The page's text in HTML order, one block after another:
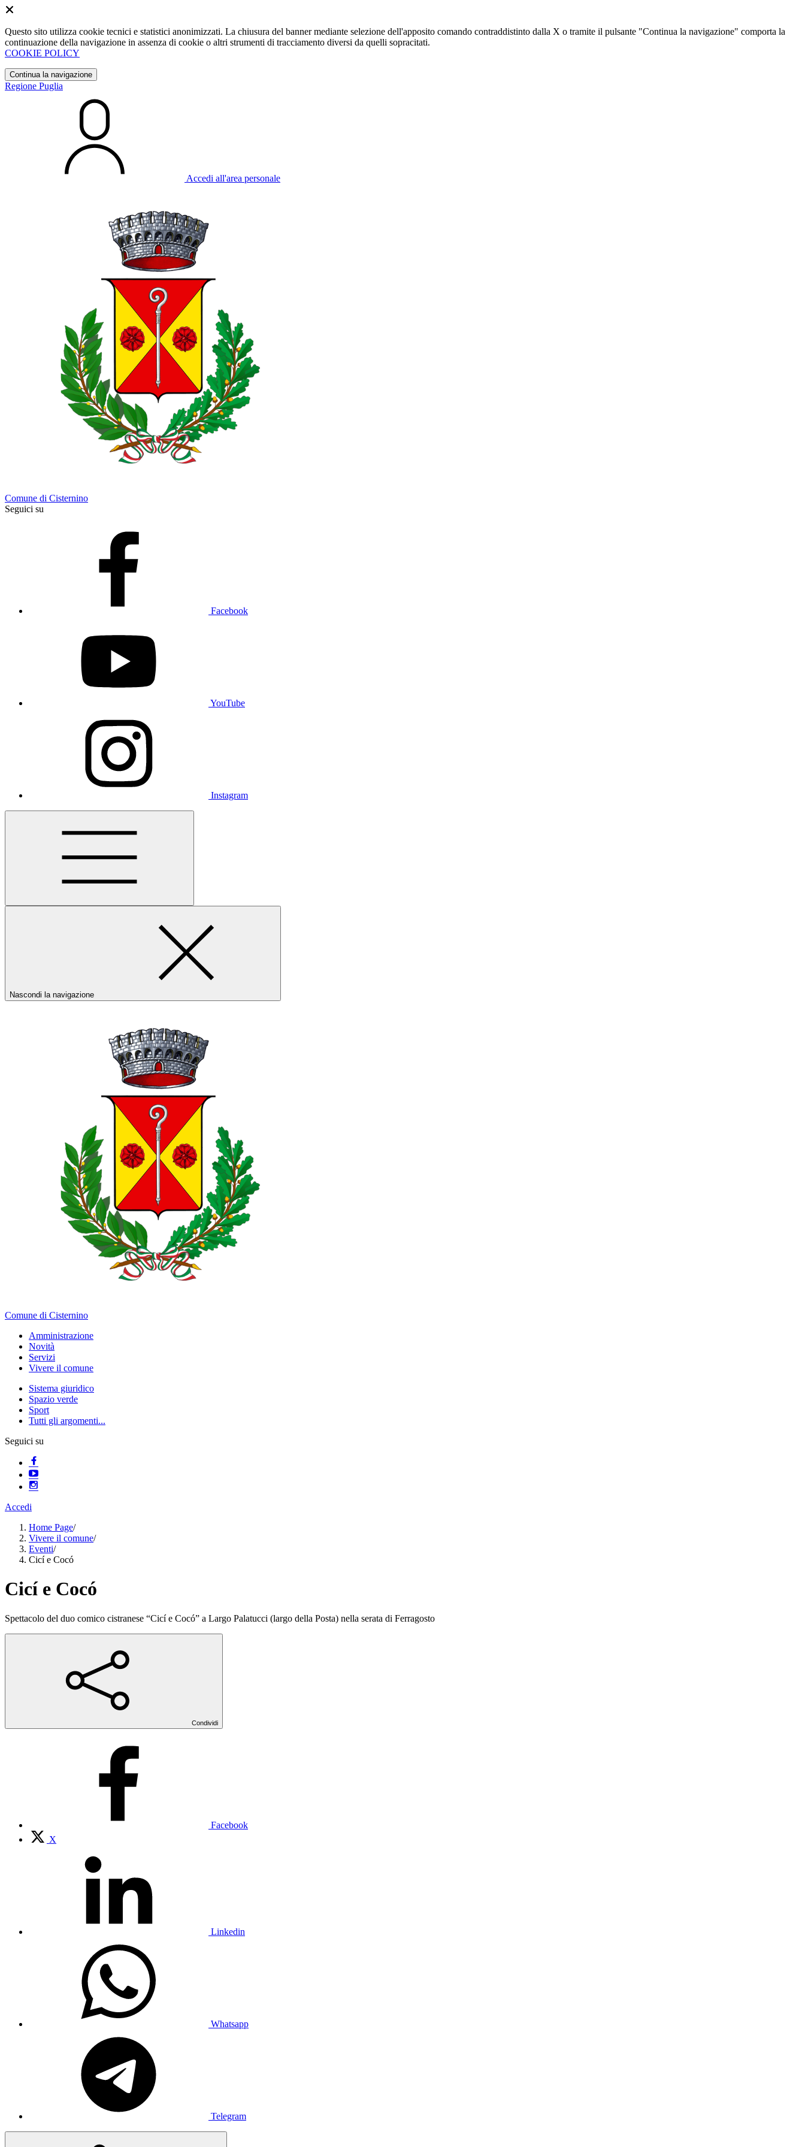
Questo sito utilizza cookie tecnici e statistici anonimizzati. La chiusura del banner mediante selezione dell'apposito comando contraddistinto dalla X o tramite il pulsante "Continua la navigazione" comporta la
continuazione della navigazione in assenza di cookie o altri strumenti di tracciamento diversi da quelli sopracitati.
COOKIE POLICY
Continua la navigazione
Regione Puglia
Accedi all'area personale
Comune di Cisternino
Seguici su
Facebook
YouTube
Instagram
Nascondi la navigazione
Comune di Cisternino
Amministrazione
Novità
Servizi
Vivere il comune
Sistema giuridico
Spazio verde
Sport
Tutti gli argomenti...
Seguici su
Accedi
Home Page/
Vivere il comune/
Eventi/
Cicí e Cocó
Cicí e Cocó
Spettacolo del duo comico cistranese “Cicí e Cocó” a Largo Palatucci (largo della Posta) nella serata di Ferragosto
Condividi
Facebook
X
Linkedin
Whatsapp
Telegram